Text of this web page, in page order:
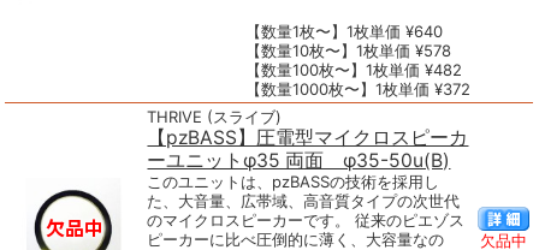
【数量1枚〜】1枚単価 ¥640
【数量10枚〜】1枚単価 ¥578
【数量100枚〜】1枚単価 ¥482
【数量1000枚〜】1枚単価 ¥372
THRIVE (スライブ)
【pzBASS】圧電型マイクロスピーカ
ーユニットφ35 両面 φ35-50u(B)
このユニットは、pzBASSの技術を採用し
た、大音量、広帯域、高音質タイプの次世代
のマイクロスピーカーです。 従来のピエゾス
ピーカーに比べ圧倒的に薄く、大容量なの
欠品中